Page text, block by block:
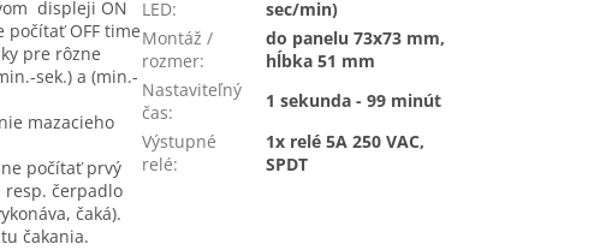
displeji ON
počítať OFF time
pre rôzne
sek.) a (min.-
mazacieho
počítať prvý
resp. čerpadlo
čaká).
čakania.
LED:
sec/min)
Montáž /
rozmer:
do panelu 73x73 mm,
hĺbka 51 mm
Nastaviteľný
čas:
1 sekunda - 99 minút
Výstupné
relé:
1x relé 5A 250 VAC,
SPDT